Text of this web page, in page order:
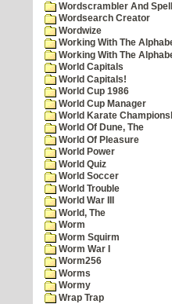
Wordscrambler And
Wordsearch Creator
Wordwize
Working With The
Working With The
World Capitals
World Capitals!
World Cup 1986
World Cup Manager
World Karate
World Of Dune, The
World Of Pleasure
World Power
World Quiz
World Soccer
World Trouble
World War III
World, The
Worm
Worm Squirm
Worm War I
Worm256
Worms
Wormy
Wrap Trap